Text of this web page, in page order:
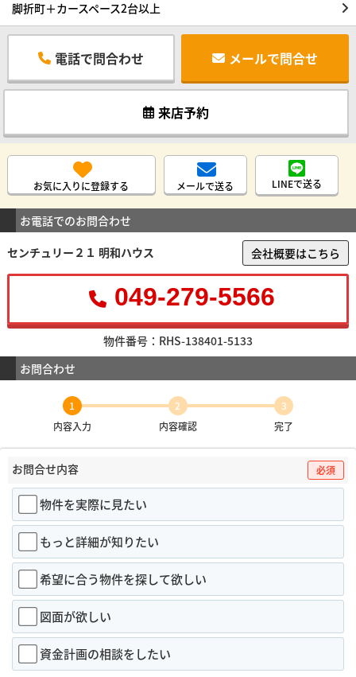
脚折町＋カースペース2台以上
電話で問合わせ メールで問合せ
来店予約
お気に入りに登録する メールで送る LINEで送る
お電話でのお問合わせ
センチュリー２１ 明和ハウス
会社概要はこちら
049-279-5566
物件番号：RHS-138401-5133
お問合わせ
1
内容入力
2
内容確認
3
完了
お問合せ内容 必須
物件を実際に見たい
もっと詳細が知りたい
希望に合う物件を探して欲しい
図面が欲しい
資金計画の相談をしたい